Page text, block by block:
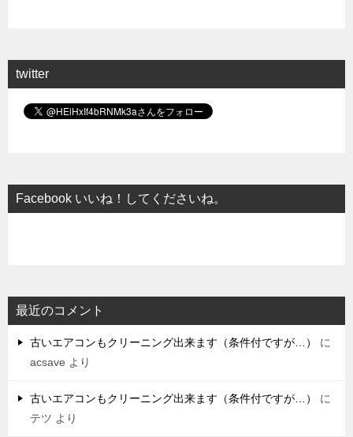
twitter
Facebook いいね！してくださいね。
最近のコメント
古いエアコンもクリーニング出来ます（条件付ですが…）
に
acsave より
古いエアコンもクリーニング出来ます（条件付ですが…）
に
テツ より